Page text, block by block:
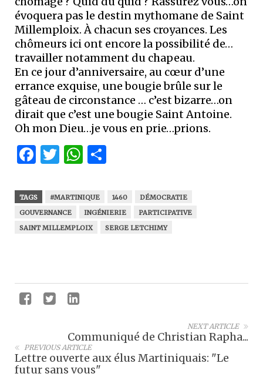
évoquera pas le destin mythomane de Saint
Millemploix. À chacun ses croyances. Les
chômeurs ici ont encore la possibilité de…
travailler notamment du chapeau.
En ce jour d’anniversaire, au cœur d’une
errance exquise, une bougie brûle sur le
gâteau de circonstance … c’est bizarre…on
dirait que c’est une bougie Saint Antoine.
Oh mon Dieu…je vous en prie…prions.
Facebook
Twitter
WhatsApp
TAGS #MARTINIQUE 1460
DÉMOCRATIE
GOUVERNANCE
INGÉNIERIE
PARTICIPATIVE
SAINT MILLEMPLOIX
SERGE LETCHIMY
NEXT ARTICLE
Communiqué de Christian Rapha...
PREVIOUS ARTICLE
Lettre ouverte aux élus Martiniquais: "Le
futur sans vous"